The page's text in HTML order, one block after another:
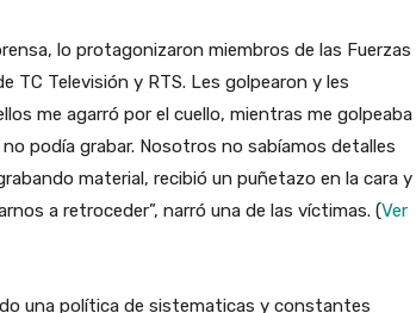
lo protagonizaron miembros de las Fuerzas
TC Televisión y RTS. Les golpearon y les
me agarró por el cuello, mientras me golpeaba
podía grabar. Nosotros no sabíamos detalles
material, recibió un puñetazo en la cara y
a retroceder”, narró una de las víctimas. (Ver
una política de sistematicas y constantes